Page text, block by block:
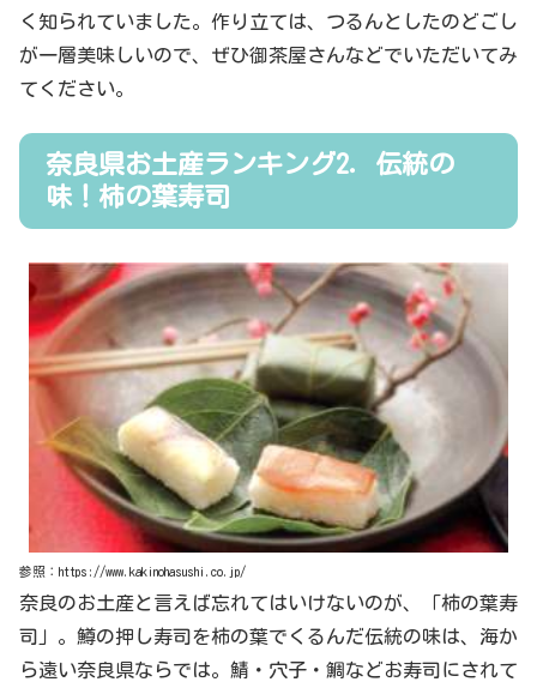
く知られていました。作り立ては、つるんとしたのどごし
が一層美味しいので、ぜひ御茶屋さんなどでいただいてみ
てください。
奈良県お土産ランキング2．伝統の
味！柿の葉寿司
参照：https://www.kakinohasushi.co.jp/
奈良のお土産と言えば忘れてはいけないのが、「柿の葉寿
司」。鱒の押し寿司を柿の葉でくるんだ伝統の味は、海か
ら遠い奈良県ならでは。鯖・穴子・鯛などお寿司にされて